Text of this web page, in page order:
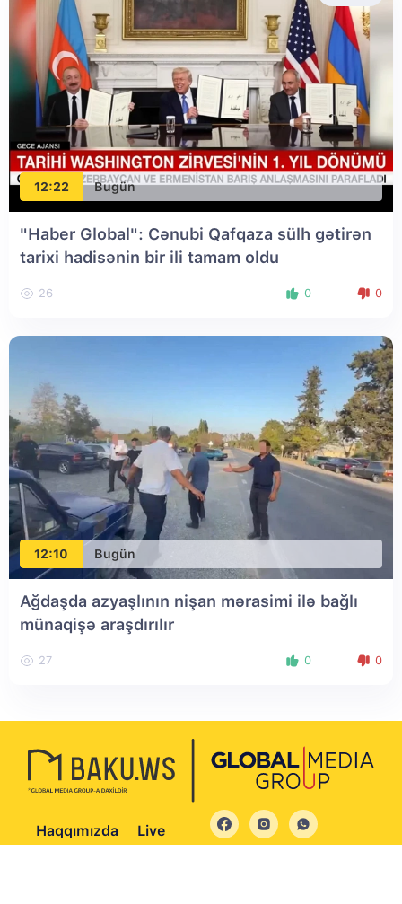
12:22 Bugün
"Haber Global": Cənubi Qafqaza sülh gətirən
tarixi hadisənin bir ili tamam oldu
26 0 0
12:10 Bugün
Ağdaşda azyaşlının nişan mərasimi ilə bağlı
münaqişə araşdırılır
27 0 0
Haqqımızda Live